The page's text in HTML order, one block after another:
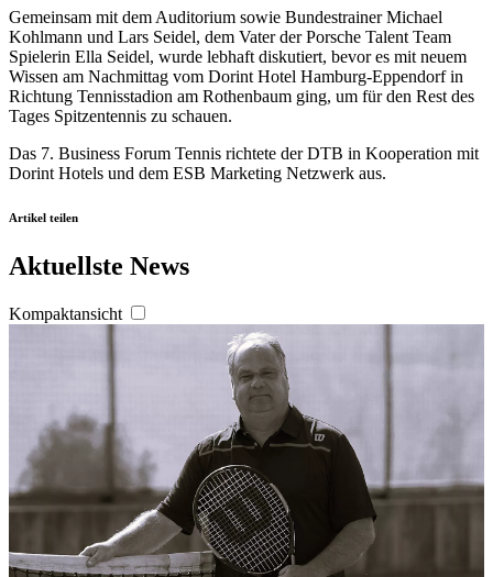
haben oder die sie im Rahmen Ihrer Nutzung der Dienste
gesammelt haben. Die Cookie-Einstellungenkönnen
jederzeit über den Link im Footer aufgerufen und
angepasst werden.
Gemeinsam mit dem Auditorium sowie Bundestrainer Michael
Kohlmann und Lars Seidel, dem Vater der Porsche Talent Team
Spielerin Ella Seidel, wurde lebhaft diskutiert, bevor es mit neuem
Wissen am Nachmittag vom Dorint Hotel Hamburg-Eppendorf in
Richtung Tennisstadion am Rothenbaum ging, um für den Rest des
Tages Spitzentennis zu schauen.
Das 7. Business Forum Tennis richtete der DTB in Kooperation mit
Dorint Hotels und dem ESB Marketing Netzwerk aus.
Artikel teilen
Aktuellste News
Kompaktansicht